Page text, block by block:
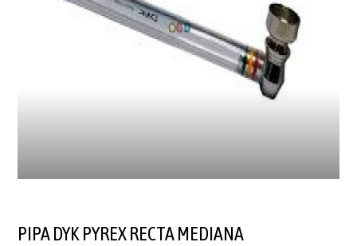
PIPA DYK PYREX RECTA MEDIANA